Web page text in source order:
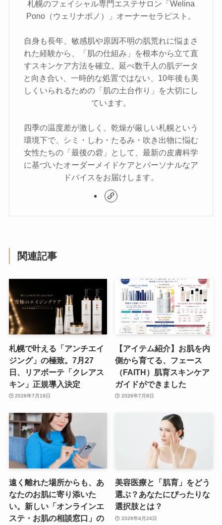
札幌のフェイシャル専門エステサロン「Welina
Pono（ウェリナポノ）」オーナーセラピスト。
自身も長年、敏感肌や原因不明の肌荒れに悩まさ
れた経験から、「肌の仕組み」を根本から立て直
すスキンケア方法を確立。延べ数千人の肌データ
と向き合い、一時的な処置ではない、10年後も美
しくいられるための「肌の土台作り」を大切にし
ています。
四季の温度差が激しく、乾燥が厳しい札幌という
環境下で、シミ・しわ・たるみ・吹き出物に悩む
女性たちの「最後の砦」として、最新の皮膚科学
に基づいたオーダーメイドケアとパーソナルなア
ドバイスをお届けします。
関連記事
札幌で叶える「アンチエイ
ジング」の極致。7月27
日、リアボーテ「クレアス
キン」正規導入決定
2026年7月19日
【アイテム紹介】お肌を内
側から育てる、フェース
（FAITH）肌育スキンケア
ガイドができました
2026年7月8日
遠く離れた場所からも、あ
なたのお肌に寄り添いた
い。新しい「オンラインエ
ステ・お肌の相談窓口」の
美容医療と「肌育」をどう
選ぶ？あなたにぴったりな
選択肢とは？
2026年4月24日